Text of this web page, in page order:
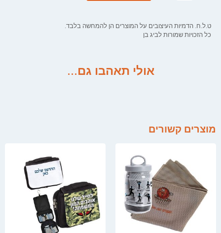
ט.ל.ח. הדמיות העיצובים על המוצרים הן להמחשה בלבד.
כל הזכויות שמורות לביג בן
אולי תאהבו גם...
מוצרים קשורים